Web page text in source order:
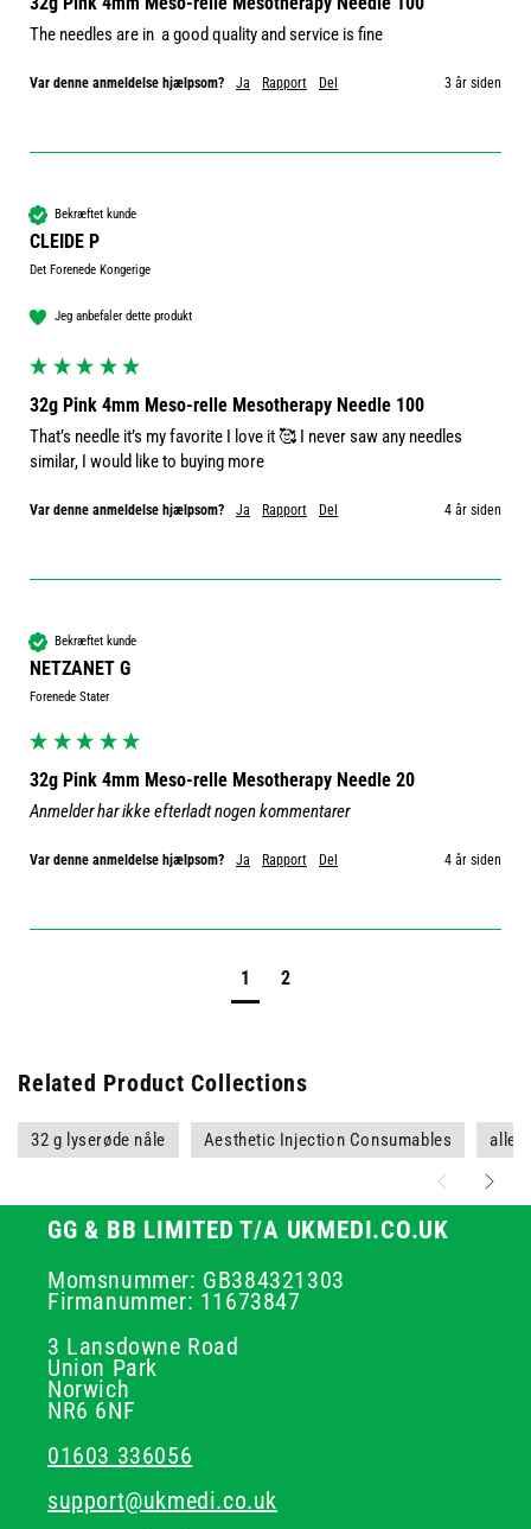
The needles are in  a good quality and service is fine
Var denne anmeldelse hjælpsom? Ja Rapport Del 3 år siden
Bekræftet kunde
CLEIDE P
Det Forenede Kongerige
Jeg anbefaler dette produkt
32g Pink 4mm Meso-relle Mesotherapy Needle 100
That’s needle it’s my favorite I love it 🥰 I never saw any needles
similar, I would like to buying more
Var denne anmeldelse hjælpsom? Ja Rapport Del 4 år siden
Bekræftet kunde
NETZANET G
Forenede Stater
32g Pink 4mm Meso-relle Mesotherapy Needle 20
Anmelder har ikke efterladt nogen kommentarer
Var denne anmeldelse hjælpsom? Ja Rapport Del 4 år siden
1 2
Related Product Collections
32 g lyserøde nåle Aesthetic Injection Consumables alle
GG & BB LIMITED T/A UKMEDI.CO.UK
Momsnummer: GB384321303
Firmanummer: 11673847
3 Lansdowne Road
Union Park
Norwich
NR6 6NF
01603 336056
support@ukmedi.co.uk